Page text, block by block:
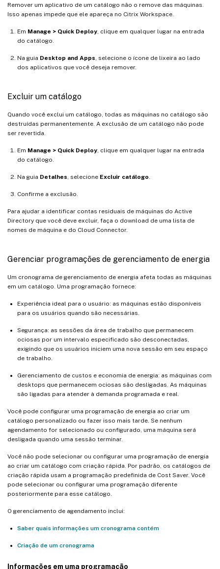
Remover um aplicativo de um catálogo não o remove das máquinas.
Isso apenas impede que ele apareça no Citrix Workspace.
Em Manage > Quick Deploy , clique em qualquer lugar na entrada
do catálogo.
Na guia Desktop and Apps , selecione o ícone de lixeira ao lado
dos aplicativos que você deseja remover.
Excluir um catálogo
Quando você exclui um catálogo, todas as máquinas no catálogo são
destruídas permanentemente. A exclusão de um catálogo não pode
ser revertida.
Em Manage > Quick Deploy , clique em qualquer lugar na entrada
do catálogo.
Na guia Detalhes , selecione Excluir catálogo
Confirme a exclusão.
Para ajudar a identificar contas residuais de máquinas do Active
Directory que você deve excluir, faça o download de uma lista de
nomes de máquina e do Cloud Connector.
Gerenciar programações de gerenciamento de energia
Um cronograma de gerenciamento de energia afeta todas as máquinas
em um catálogo. Uma programação fornece:
Experiência ideal para o usuário: as máquinas estão disponíveis
para os usuários quando são necessárias.
Segurança: as sessões da área de trabalho que permanecem
ociosas por um intervalo especificado são desconectadas,
exigindo que os usuários iniciem uma nova sessão em seu espaço
de trabalho.
Gerenciamento de custos e economia de energia: as máquinas com
desktops que permanecem ociosas são desligadas. As máquinas
são ligadas para atender à demanda programada e real.
Você pode configurar uma programação de energia ao criar um
catálogo personalizado ou fazer isso mais tarde. Se nenhum
agendamento for selecionado ou configurado, uma máquina será
desligada quando uma sessão terminar.
Você não pode selecionar ou configurar uma programação de energia
ao criar um catálogo com criação rápida. Por padrão, os catálogos de
criação rápida usam a programação predefinida de Cost Saver. Você
pode selecionar ou configurar uma programação diferente
posteriormente para esse catálogo.
O gerenciamento de agendamento inclui:
Saber quais informações um cronograma contém
Criação de um cronograma
Informações em uma programação